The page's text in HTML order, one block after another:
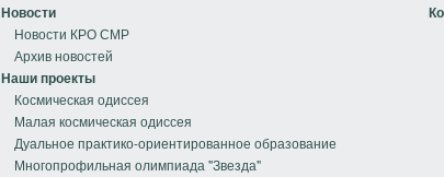
Новости
Новости КРО СМР
Архив новостей
Наши проекты
Космическая одиссея
Малая космическая одиссея
Дуальное практико-ориентированное образование
Многопрофильная олимпиада "Звезда"